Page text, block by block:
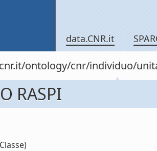
data.CNR.it
ontology/cnr/individuo/
RASPI